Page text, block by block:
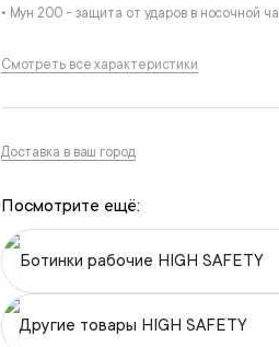
• Мун 200 - защита от ударов в носочной
Смотреть все характеристики
Доставка в ваш город
Посмотрите ещё:
Ботинки рабочие HIGH SAFETY
Другие товары HIGH SAFETY